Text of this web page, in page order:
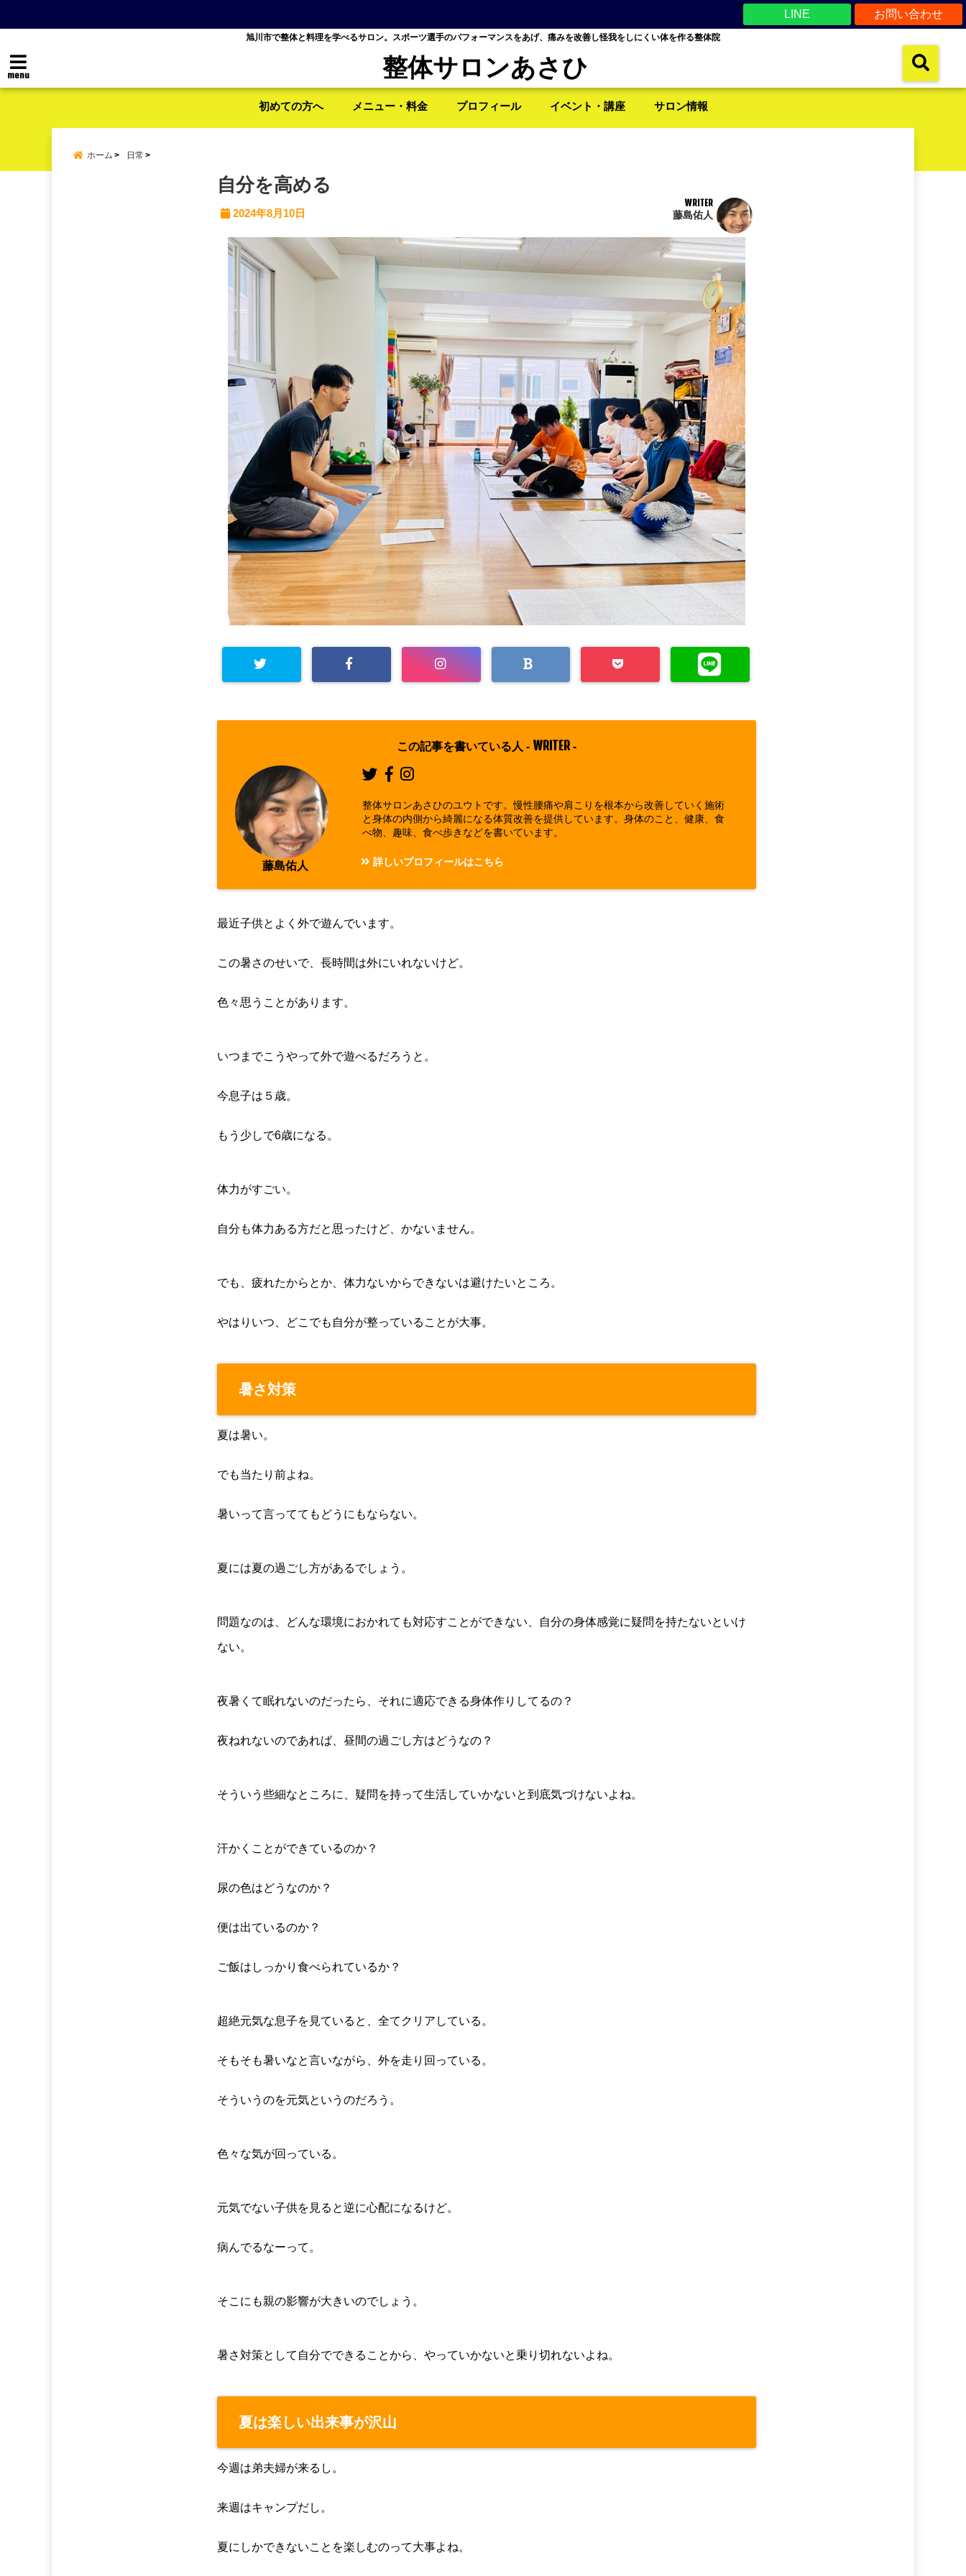
お問い合わせ
LINE
旭川市で整体と料理を学べるサロン。スポーツ選手のパフォーマンスをあげ、痛みを改善し怪我をしにくい体を作る整体院
menu 整体サロンあさひ
初めての方へ メニュー・料金 プロフィール イベント・講座 サロン情報
ホーム 日常
自分を高める
2024年8月10日
WRITER
藤島佑人
asahi00/seitai-asahi.co
m/public_html/wp-cont
ent/plugins/sns-count-
cache/sns-count-cache.
この記事を書いている人 - WRITER -
藤島佑人
整体サロンあさひのユウトです。慢性腰痛や肩こりを根本から改善していく施術
と身体の内側から綺麗になる体質改善を提供しています。身体のこと、健康、食
べ物、趣味、食べ歩きなどを書いています。
詳しいプロフィールはこちら
最近子供とよく外で遊んでいます。
この暑さのせいで、長時間は外にいれないけど。
色々思うことがあります。
いつまでこうやって外で遊べるだろうと。
今息子は５歳。
もう少しで6歳になる。
体力がすごい。
自分も体力ある方だと思ったけど、かないません。
でも、疲れたからとか、体力ないからできないは避けたいところ。
やはりいつ、どこでも自分が整っていることが大事。
暑さ対策
夏は暑い。
でも当たり前よね。
暑いって言っててもどうにもならない。
夏には夏の過ごし方があるでしょう。
問題なのは、どんな環境におかれても対応すことができない、自分の身体感覚に疑問を持たないといけ
ない。
夜暑くて眠れないのだったら、それに適応できる身体作りしてるの？
夜ねれないのであれば、昼間の過ごし方はどうなの？
そういう些細なところに、疑問を持って生活していかないと到底気づけないよね。
汗かくことができているのか？
尿の色はどうなのか？
便は出ているのか？
ご飯はしっかり食べられているか？
超絶元気な息子を見ていると、全てクリアしている。
そもそも暑いなと言いながら、外を走り回っている。
そういうのを元気というのだろう。
色々な気が回っている。
元気でない子供を見ると逆に心配になるけど。
病んでるなーって。
そこにも親の影響が大きいのでしょう。
暑さ対策として自分でできることから、やっていかないと乗り切れないよね。
夏は楽しい出来事が沢山
今週は弟夫婦が来るし。
来週はキャンプだし。
夏にしかできないことを楽しむのって大事よね。